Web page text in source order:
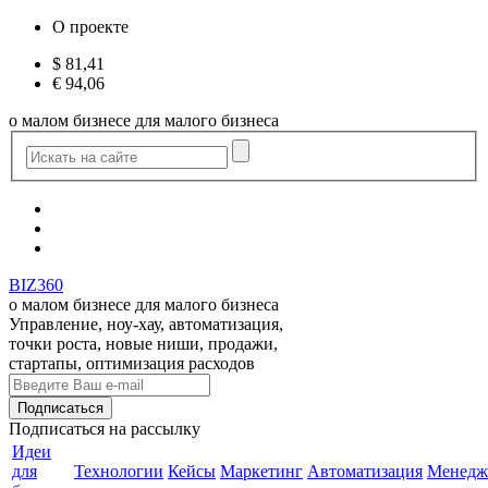
О проекте
$ 81,41
€ 94,06
о малом бизнесе для малого бизнеса
BIZ360
о малом бизнесе для малого бизнеса
Управление, ноу-хау, автоматизация,
точки роста, новые ниши, продажи,
стартапы, оптимизация расходов
Подписаться на рассылку
Идеи
для
Технологии Кейсы Маркетинг Автоматизация